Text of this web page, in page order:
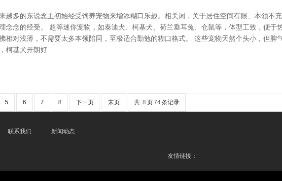
越多的东说念主初始经受饲养宠物来增添糊口乐趣。相关词，关于居住空间有限、本领不
念念的经受。 超等迷你宠物，如泰迪犬、柯基犬、荷兰垂耳兔、仓鼠等，体型工致，便于
相对浅薄，不需要太多本领陪同，至极适合勤勉的糊口格式。 这些宠物天然个头小，但
柯基犬开朗好
5 6 7 8 下一页 末页 共 8 页74条记录
联系我们 新闻动态
友情链接：